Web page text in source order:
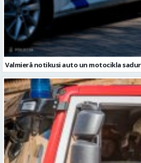
Valmierā notikusi auto un motocikla